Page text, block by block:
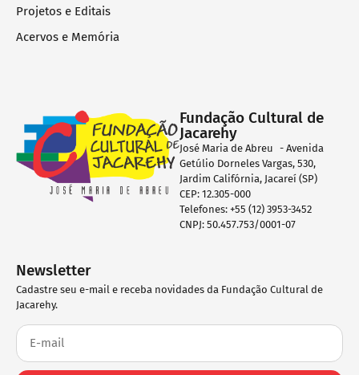
Projetos e Editais
Acervos e Memória
Fundação Cultural de
Jacarehy
José Maria de Abreu - Avenida
Getúlio Dorneles Vargas, 530,
Jardim Califórnia, Jacareí (SP)
CEP: 12.305-000
Telefones: +55 (12) 3953-3452
CNPJ: 50.457.753/0001-07
Newsletter
Cadastre seu e-mail e receba novidades da Fundação Cultural de
Jacarehy.